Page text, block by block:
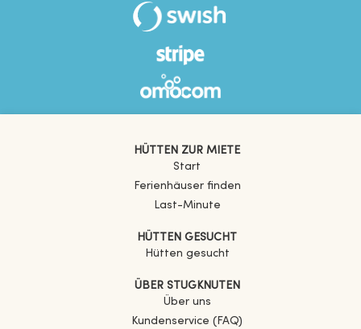
HÜTTEN ZUR MIETE
Start
Ferienhäuser finden
Last-Minute
HÜTTEN GESUCHT
Hütten gesucht
ÜBER STUGKNUTEN
Über uns
Kundenservice (FAQ)